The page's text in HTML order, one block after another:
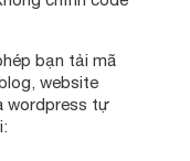
bạn tải mã
website
wordpress tự